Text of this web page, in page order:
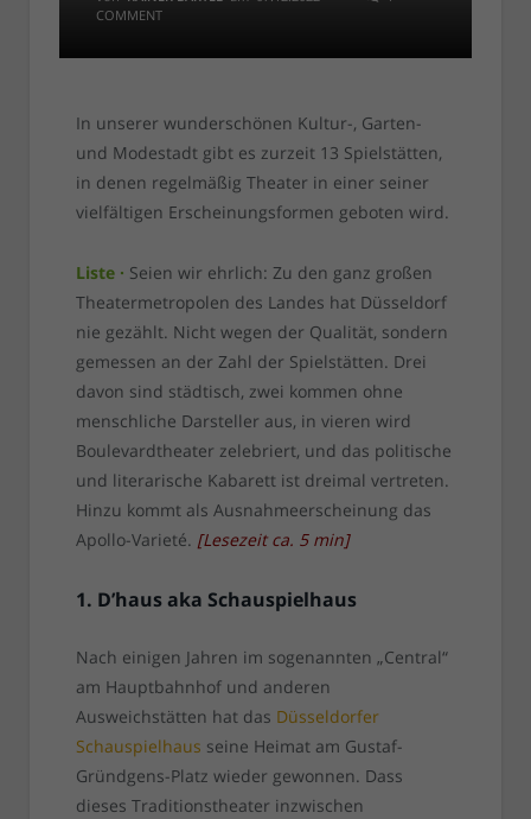
COMMENT
In unserer wunderschönen Kultur-, Garten-
und Modestadt gibt es zurzeit 13 Spielstätten,
in denen regelmäßig Theater in einer seiner
vielfältigen Erscheinungsformen geboten wird.
Liste · Seien wir ehrlich: Zu den ganz großen
Theatermetropolen des Landes hat Düsseldorf
nie gezählt. Nicht wegen der Qualität, sondern
gemessen an der Zahl der Spielstätten. Drei
davon sind städtisch, zwei kommen ohne
menschliche Darsteller aus, in vieren wird
Boulevardtheater zelebriert, und das politische
und literarische Kabarett ist dreimal vertreten.
Hinzu kommt als Ausnahmeerscheinung das
Apollo-Varieté. [Lesezeit ca. 5 min]
1. D’haus aka Schauspielhaus
Nach einigen Jahren im sogenannten „Central“
am Hauptbahnhof und anderen
Ausweichstätten hat das Düsseldorfer
Schauspielhaus seine Heimat am Gustaf-
Gründgens-Platz wieder gewonnen. Dass
dieses Traditionstheater inzwischen